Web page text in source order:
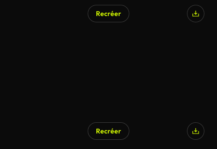
Recréer
Recréer